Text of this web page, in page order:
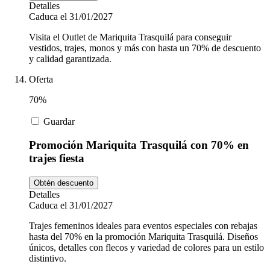
Detalles
Caduca el 31/01/2027
Visita el Outlet de Mariquita Trasquilá para conseguir
vestidos, trajes, monos y más con hasta un 70% de descuento
y calidad garantizada.
Oferta
70%
Guardar
Promoción Mariquita Trasquilá con 70% en
trajes fiesta
Obtén descuento
Detalles
Caduca el 31/01/2027
Trajes femeninos ideales para eventos especiales con rebajas
hasta del 70% en la promoción Mariquita Trasquilá. Diseños
únicos, detalles con flecos y variedad de colores para un estilo
distintivo.